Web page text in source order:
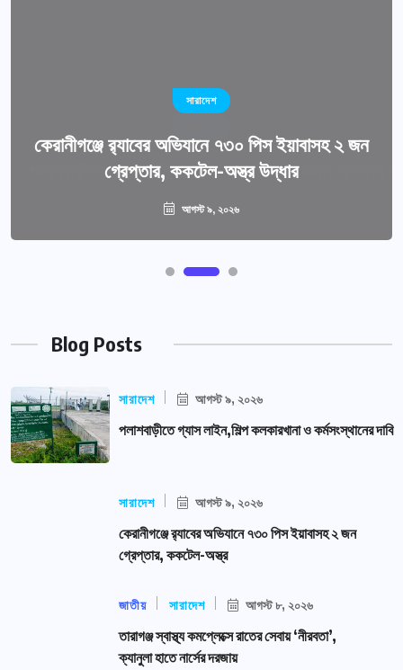
সারাদেশ
কেরানীগঞ্জে র‍্যাবের অভিযানে ৭৩০ পিস ইয়াবাসহ ২ জন
গ্রেপ্তার, ককটেল-অস্ত্র উদ্ধার
আগস্ট ৯, ২০২৬
Blog Posts
সারাদেশ আগস্ট ৯, ২০২৬
পলাশবাড়ীতে গ্যাস লাইন,শিল্প কলকারখানা ও কর্মসংস্থানের দাবি
সারাদেশ আগস্ট ৯, ২০২৬
কেরানীগঞ্জে র‍্যাবের অভিযানে ৭৩০ পিস ইয়াবাসহ ২ জন
গ্রেপ্তার, ককটেল-অস্ত্র
জাতীয় সারাদেশ আগস্ট ৮, ২০২৬
তারাগঞ্জ স্বাস্থ্য কমপ্লেক্সে রাতের সেবায় ‘নীরবতা’,
ক্যানুলা হাতে নার্সের দরজায়